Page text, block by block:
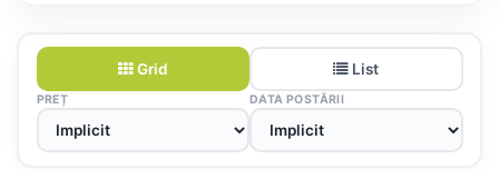
Grid List
PREȚ DATA POSTĂRII